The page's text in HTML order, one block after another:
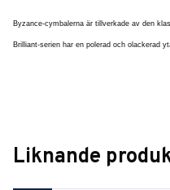
Byzance-cymbalerna är tillverkade av den
Brilliant-serien har en polerad och olackerad
Liknande